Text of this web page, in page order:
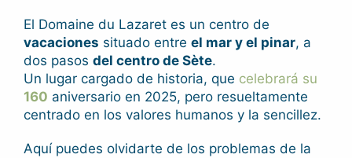
El Domaine du Lazaret es un centro de
vacaciones situado entre el mar y el pinar, a
dos pasos del centro de Sète.
Un lugar cargado de historia, que celebrará su
160 aniversario en 2025, pero resueltamente
centrado en los valores humanos y la sencillez.
Aquí puedes olvidarte de los problemas de la